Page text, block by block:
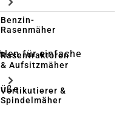
Benzin-
Rasenmäher
Rasentraktoren
& Aufsitzmäher
Vertikutierer &
Spindelmäher
für einfache